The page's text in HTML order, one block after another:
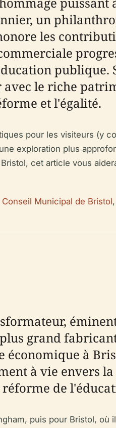
un
les
publique.
avec le riche
et l'égalité.
pour les visiteurs (y
exploration plus
cet article vous
Conseil Municipal de Bristol,
grand
économique à
à vie envers
de
puis pour Bristol, où